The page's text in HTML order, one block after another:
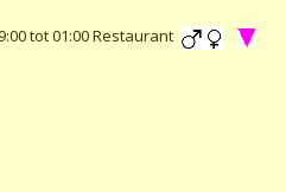
tot 01:00 Restaurant